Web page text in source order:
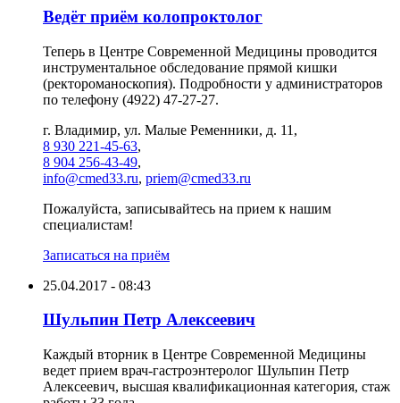
Ведёт приём колопроктолог
Теперь в Центре Современной Медицины проводится
инструментальное обследование прямой кишки
(ректороманоскопия). Подробности у администраторов
по телефону (4922) 47-27-27.
г. Владимир, ул. Малые Ременники, д. 11,
8 930 221-45-63,
8 904 256-43-49,
info@cmed33.ru, priem@cmed33.ru
Пожалуйста, записывайтесь на прием к нашим
специалистам!
Записаться на приём
25.04.2017 - 08:43
Шульпин Петр Алексеевич
Каждый вторник в Центре Современной Медицины
ведет прием врач-гастроэнтеролог Шульпин Петр
Алексеевич, высшая квалификационная категория, стаж